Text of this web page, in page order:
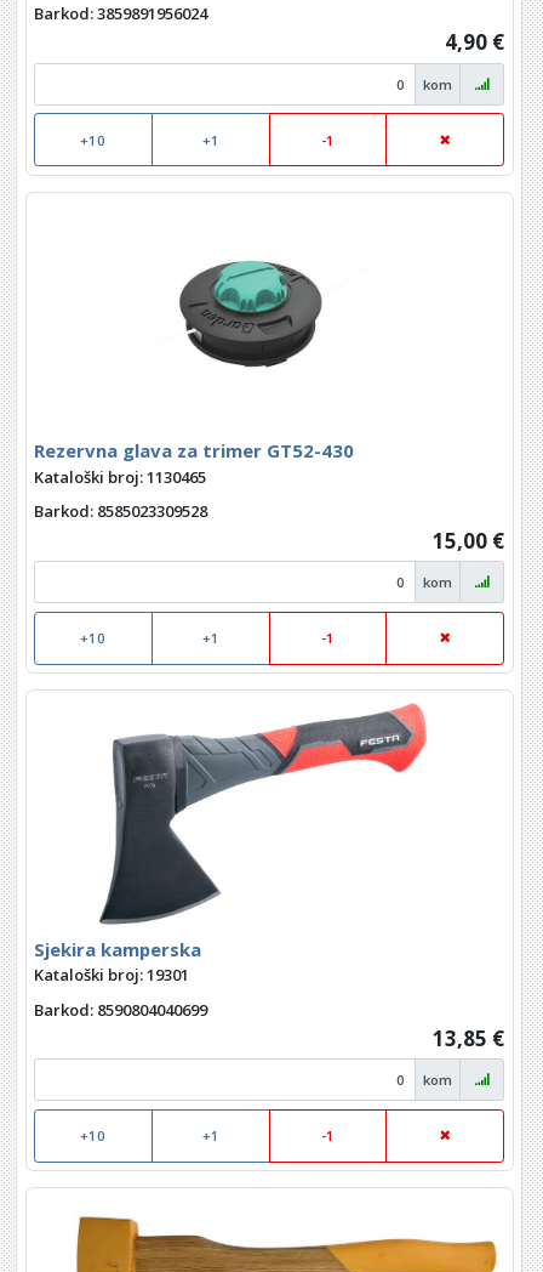
Barkod: 3859891956024
4,90 €
kom
+10 +1 -1
Rezervna glava za trimer GT52-430
Kataloški broj: 1130465
Barkod: 8585023309528
15,00 €
kom
+10 +1 -1
Sjekira kamperska
Kataloški broj: 19301
Barkod: 8590804040699
13,85 €
kom
+10 +1 -1